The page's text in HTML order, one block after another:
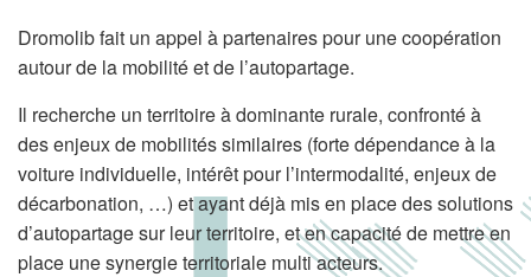
Dromolib fait un appel à partenaires pour une coopération
autour de la mobilité et de l’autopartage.
Il recherche un territoire à dominante rurale, confronté à
des enjeux de mobilités similaires (forte dépendance à la
voiture individuelle, intérêt pour l’intermodalité, enjeux de
décarbonation, …) et ayant déjà mis en place des solutions
d’autopartage sur leur territoire, et en capacité de mettre en
place une synergie territoriale multi acteurs.